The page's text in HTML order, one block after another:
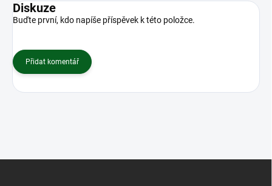
Diskuze
Buďte první, kdo napíše příspěvek k této položce.
Přidat komentář